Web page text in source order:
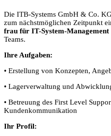
Die ITB-Systems GmbH & Co.
zum nächstmöglichen Zeitpunkt
frau für IT-System-Management
Teams.
Ihre Aufgaben:
• Erstellung von Konzepten,
• Lagerverwaltung und
• Betreuung des First Level
Kundenkommunikation
Ihr Profil: